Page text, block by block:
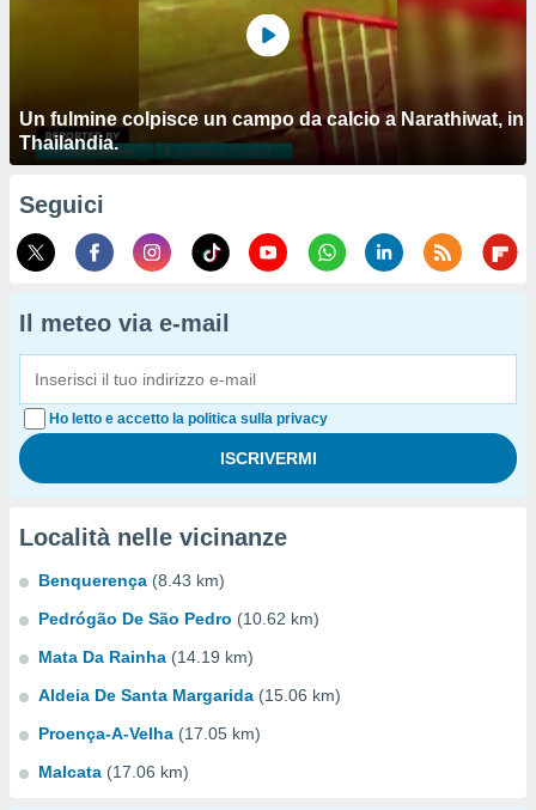
Un fulmine colpisce un campo da calcio a Narathiwat, in
Thailandia.
Seguici
Il meteo via e-mail
Ho letto e accetto la politica sulla privacy
Località nelle vicinanze
Benquerença (8.43 km)
Pedrógão De São Pedro (10.62 km)
Mata Da Rainha (14.19 km)
Aldeia De Santa Margarida (15.06 km)
Proença-A-Velha (17.05 km)
Malcata (17.06 km)